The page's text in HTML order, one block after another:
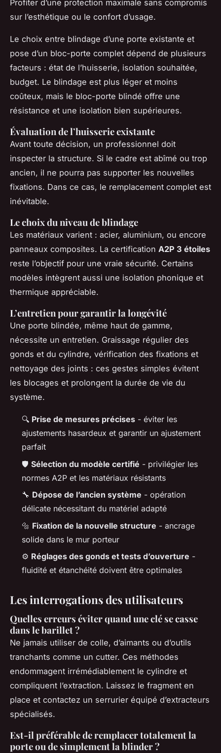
Profiter d’une protection maximale sans compromis
sur l’esthétique ou le confort d’usage.
Le choix entre blindage d’une porte existante et
pose d’un bloc-porte complet dépend de plusieurs
facteurs : état de l’huisserie, isolation souhaitée,
budget. Le blindage est plus léger et moins
coûteux, mais le bloc-porte blindé offre une
résistance et une isolation bien supérieures.
Évaluation de l’huisserie existante
Avant toute décision, un professionnel doit
inspecter la structure. Si le cadre est abîmé ou trop
ancien, il ne pourra pas supporter les nouvelles
fixations. Dans ce cas, le remplacement complet est
inévitable.
Le choix du niveau de blindage
Les matériaux varient : acier, aluminium, ou encore
panneaux composites. La certification A2P 3 étoiles
reste l’objectif pour une vraie sécurité. Certains
modèles intègrent aussi une isolation phonique et
thermique appréciable.
L’entretien pour garantir la longévité
Une porte blindée, même haut de gamme,
nécessite un entretien. Graissage régulier des
gonds et du cylindre, vérification des fixations et
nettoyage des joints : ces gestes simples évitent
les blocages et prolongent la durée de vie du
système.
🔍 Prise de mesures précises - éviter les
ajustements hasardeux et garantir un ajustement
parfait
🛡️ Sélection du modèle certifié - privilégier les
normes A2P et les matériaux résistants
🔧 Dépose de l’ancien système - opération
délicate nécessitant du matériel adapté
🔩 Fixation de la nouvelle structure - ancrage
solide dans le mur porteur
⚙️ Réglages des gonds et tests d’ouverture -
fluidité et étanchéité doivent être optimales
Les interrogations des utilisateurs
Quelles erreurs éviter quand une clé se casse
dans le barillet ?
Ne jamais utiliser de colle, d’aimants ou d’outils
tranchants comme un cutter. Ces méthodes
endommagent irrémédiablement le cylindre et
compliquent l’extraction. Laissez le fragment en
place et contactez un serrurier équipé d’extracteurs
spécialisés.
Est-il préférable de remplacer totalement la
porte ou de simplement la blinder ?